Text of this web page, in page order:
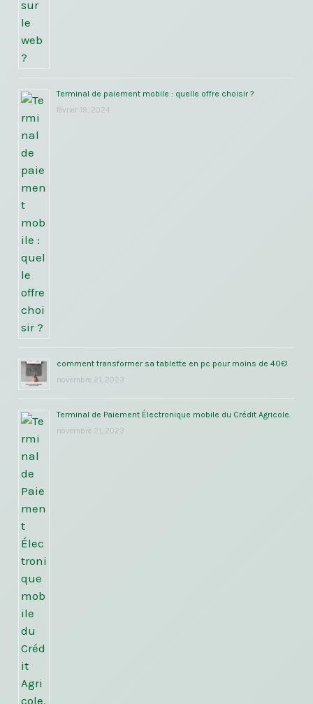
Terminal de paiement mobile : quelle offre choisir ?
février 19, 2024
comment transformer sa tablette en pc pour moins de 40€!
novembre 21, 2023
Terminal de Paiement Électronique mobile du Crédit Agricole.
novembre 21, 2023